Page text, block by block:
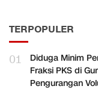
TERPOPULER
01
Diduga Minim
Fraksi PKS di
Pengurangan